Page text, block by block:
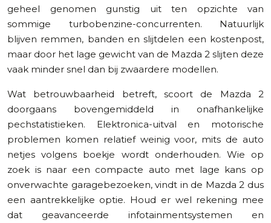
geheel genomen gunstig uit ten opzichte van
sommige turbobenzine-concurrenten. Natuurlijk
blijven remmen, banden en slijtdelen een kostenpost,
maar door het lage gewicht van de Mazda 2 slijten deze
vaak minder snel dan bij zwaardere modellen.
Wat betrouwbaarheid betreft, scoort de Mazda 2
doorgaans bovengemiddeld in onafhankelijke
pechstatistieken. Elektronica-uitval en motorische
problemen komen relatief weinig voor, mits de auto
netjes volgens boekje wordt onderhouden. Wie op
zoek is naar een compacte auto met lage kans op
onverwachte garagebezoeken, vindt in de Mazda 2 dus
een aantrekkelijke optie. Houd er wel rekening mee
dat geavanceerde infotainmentsystemen en